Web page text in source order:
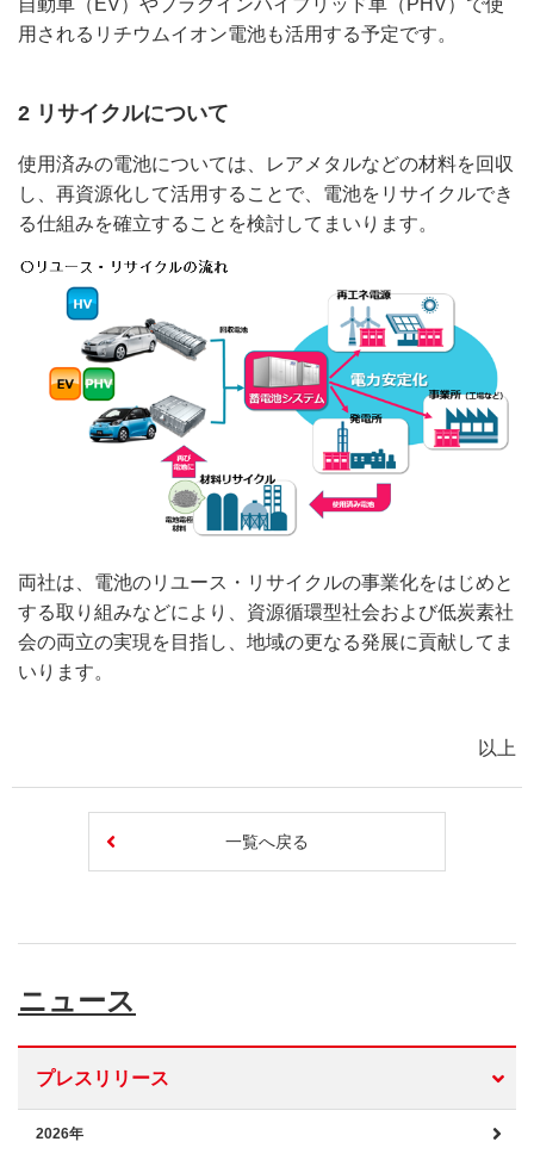
用されるリチウムイオン電池も活用する予定です。
2 リサイクルについて
使用済みの電池については、レアメタルなどの材料を回収
し、再資源化して活用することで、電池をリサイクルでき
る仕組みを確立することを検討してまいります。
両社は、電池のリユース・リサイクルの事業化をはじめと
する取り組みなどにより、資源循環型社会および低炭素社
会の両立の実現を目指し、地域の更なる発展に貢献してま
いります。
以上
一覧へ戻る
ニュース
プレスリリース
2026年